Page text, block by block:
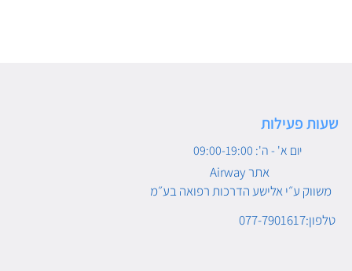
שעות פעילות
יום א' - ה': 09:00-19:00
Airway אתר
משווק ע״י אלישע הדרכות רפואה בע״מ
טלפון:077-7901617